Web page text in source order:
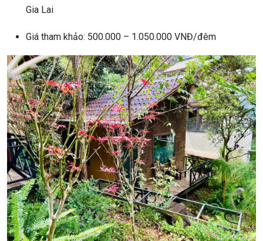
Gia Lai
Giá tham khảo: 500.000 – 1.050.000 VNĐ/đêm